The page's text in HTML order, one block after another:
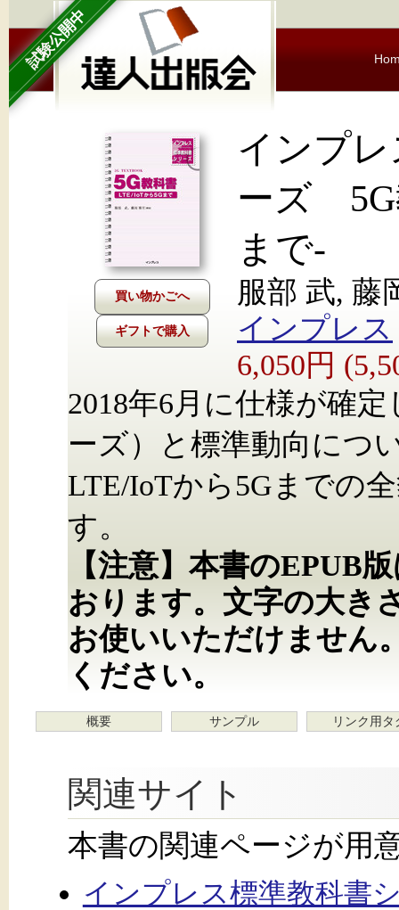
試験公開中
ギフトで購入
インプ
ーズ 5G
まで-
服部 武, 藤
インプレス
6,050円
2018年6月に仕様が確
ーズ）と標準動向につ
LTE/IoTから5Gまでの
す。
【注意】本書のEPUB
おります。文字の大き
お使いいただけません
ください。
概要 サンプル リンク用タ
関連サイト
本書の関連ページが用
インプレス標準教科書